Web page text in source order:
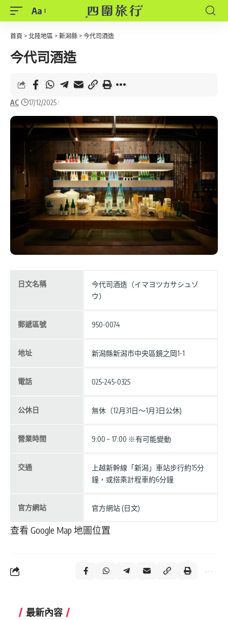
Font
Resizer
Aa
首頁 > 北陸地區 > 新潟縣 > 今代司酒造
今代司酒造
AC 17/12/2025
日文名稱
今代司酒造（イマヨツカサシュゾ
ウ）
郵遞區號 950-0074
地址 新潟縣新潟市中央區鏡之岡1-1
電話 025-245-0325
公休日 無休（12月31日～1月3日公休)
營業時間 9:00 – 17:00 ※有可能變動
交通
上越新幹線「新潟」車站步行約15分
鐘，或搭乘計程車約6分鐘
官方網站 官方網站 (日文)
查看 Google Map 地圖位置
最新內容